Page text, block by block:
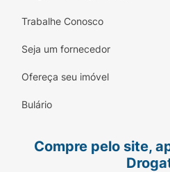
Trabalhe Conosco
Seja um fornecedor
Ofereça seu imóvel
Bulário
Compre pelo site,